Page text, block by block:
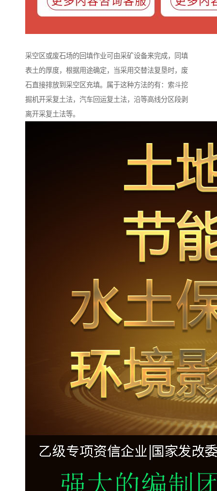
采空区或废石场的回填作业可由采矿设备来完成，同填
表土的厚度，根据用途确定，当采用交替法复垦时，废
石直接排放到采空区充填。属于这种方法的有：索斗挖
掘机开采复土法，汽车回运复土法，沿等高线分区段剥
离开采复土法等。